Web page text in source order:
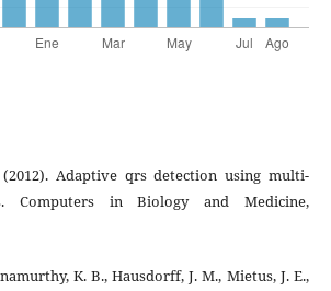
Adaptive qrs detection using multi-
Computers in Biology and Medicine,
K. B., Hausdorff, J. M., Mietus, J. E.,